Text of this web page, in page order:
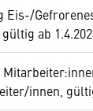
Eis-/
ab
innen,